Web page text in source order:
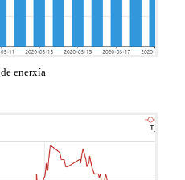
enerxía